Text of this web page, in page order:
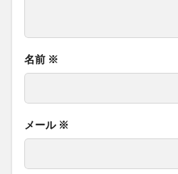
名前 ※
メール ※